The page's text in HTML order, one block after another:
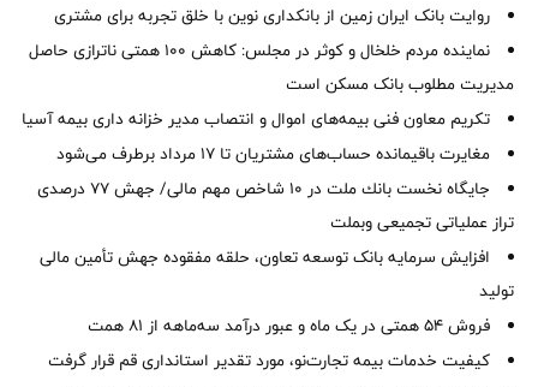
روایت بانک ایران زمین از بانکداری نوین با خلق تجربه برای مشتری
نماینده مردم خلخال و کوثر در مجلس: کاهش ۱۰۰ همتی ناترازی حاصل
مدیریت مطلوب بانک مسکن است
تکریم معاون فنی بیمه‌های اموال و انتصاب مدیر خزانه داری بیمه آسیا
مغایرت‌ باقیمانده حساب‌های مشتریان تا ۱۷ مرداد برطرف می‌شود
جایگاه نخست بانك ملت در 10 شاخص مهم مالی/ جهش 77 درصدی
تراز عملیاتی تجمیعی وبملت
افزایش سرمایه بانک توسعه تعاون، حلقه مفقوده جهش تأمین مالی
تولید
فروش 54 همتی در یک ماه و عبور درآمد سه‌ماهه از 81 همت
کیفیت خدمات بیمه تجارت‌نو، مورد تقدیر استانداری قم قرار گرفت